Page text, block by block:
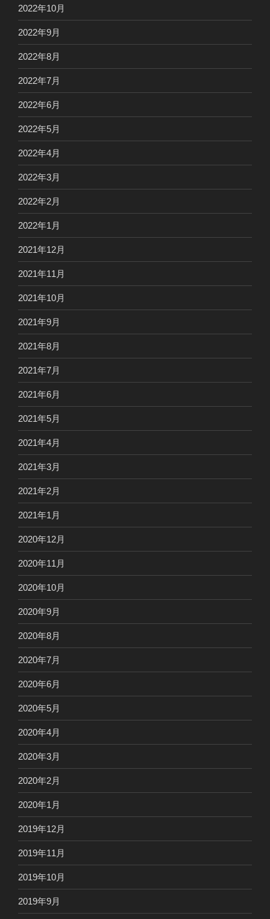
2022年10月
2022年9月
2022年8月
2022年7月
2022年6月
2022年5月
2022年4月
2022年3月
2022年2月
2022年1月
2021年12月
2021年11月
2021年10月
2021年9月
2021年8月
2021年7月
2021年6月
2021年5月
2021年4月
2021年3月
2021年2月
2021年1月
2020年12月
2020年11月
2020年10月
2020年9月
2020年8月
2020年7月
2020年6月
2020年5月
2020年4月
2020年3月
2020年2月
2020年1月
2019年12月
2019年11月
2019年10月
2019年9月